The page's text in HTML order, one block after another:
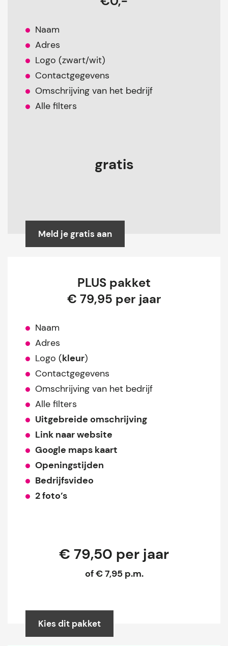
Naam
Adres
Logo (zwart/wit)
Contactgegevens
Omschrijving van het bedrijf
Alle filters
gratis
Meld je gratis aan
PLUS pakket
€ 79,95 per jaar
Naam
Adres
Logo (kleur)
Contactgegevens
Omschrijving van het bedrijf
Alle filters
Uitgebreide omschrijving
Link naar website
Google maps kaart
Openingstijden
Bedrijfsvideo
2 foto’s
€ 79,50 per jaar
of € 7,95 p.m.
Kies dit pakket